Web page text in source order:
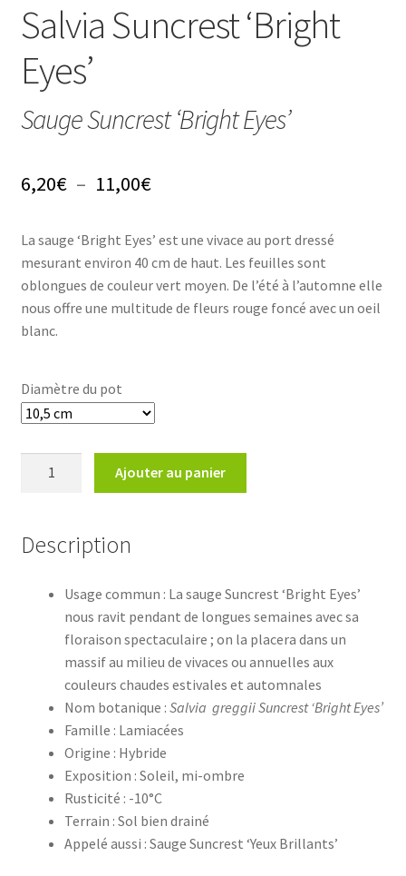
Salvia Suncrest ‘Bright
Eyes’
Sauge Suncrest ‘Bright Eyes’
6,20€ – 11,00€Plage
prix :
6,20€
à
La sauge ‘Bright Eyes’ est une vivace au port dressé
mesurant environ 40 cm de haut. Les feuilles sont
oblongues de couleur vert moyen. De l’été à l’automne elle
nous offre une multitude de fleurs rouge foncé avec un oeil
blanc.
Diamètre du pot
'Bright
Suncrest
Ajouter au panier
Description
Usage commun : La sauge Suncrest ‘Bright Eyes’
nous ravit pendant de longues semaines avec sa
floraison spectaculaire ; on la placera dans un
massif au milieu de vivaces ou annuelles aux
couleurs chaudes estivales et automnales
Nom botanique : Salvia greggii Suncrest ‘Bright Eyes’
Famille : Lamiacées
Origine : Hybride
Exposition : Soleil, mi-ombre
Rusticité : -10°C
Terrain : Sol bien drainé
Appelé aussi : Sauge Suncrest ‘Yeux Brillants’